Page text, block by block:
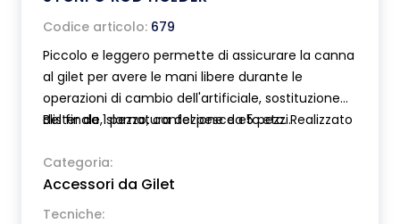
Codice articolo: 679
Piccolo e leggero permette di assicurare la canna
al gilet per avere le mani libere durante le
operazioni di cambio dell'artificiale, sostituzione
del finale, slamatura del pesce etc.etc. Realizzato
fissa al gilet grazie ad una speciale clip a cursore.
Ideale per ogni tipo di canna da 7 a 10 mm di
diametro.
Blister da 1 pezzo, confezione da 5 pezzi.
Categoria:
Accessori da Gilet
Tecniche: